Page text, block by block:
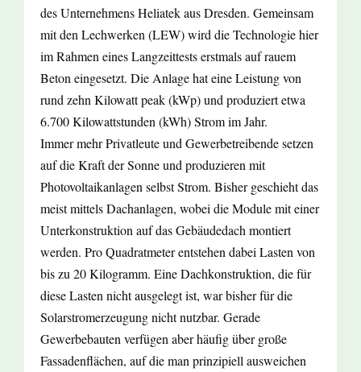
des Unternehmens Heliatek aus Dresden. Gemeinsam
mit den Lechwerken (LEW) wird die Technologie hier
im Rahmen eines Langzeittests erstmals auf rauem
Beton eingesetzt. Die Anlage hat eine Leistung von
rund zehn Kilowatt peak (kWp) und produziert etwa
6.700 Kilowattstunden (kWh) Strom im Jahr.
Immer mehr Privatleute und Gewerbetreibende setzen
auf die Kraft der Sonne und produzieren mit
Photovoltaikanlagen selbst Strom. Bisher geschieht das
meist mittels Dachanlagen, wobei die Module mit einer
Unterkonstruktion auf das Gebäudedach montiert
werden. Pro Quadratmeter entstehen dabei Lasten von
bis zu 20 Kilogramm. Eine Dachkonstruktion, die für
diese Lasten nicht ausgelegt ist, war bisher für die
Solarstromerzeugung nicht nutzbar. Gerade
Gewerbebauten verfügen aber häufig über große
Fassadenflächen, auf die man prinzipiell ausweichen